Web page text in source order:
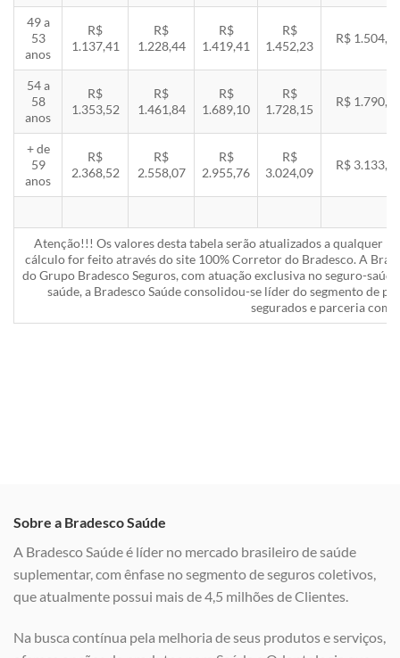
49 a
53
anos
R$
1.137,41
R$
1.228,44
R$
1.419,41
R$
1.452,23
R$
54 a
58
anos
R$
1.353,52
R$
1.461,84
R$
1.689,10
R$
1.728,15
R$
+ de
59
anos
R$
2.368,52
R$
2.558,07
R$
2.955,76
R$
3.024,09
R$
Atenção!!! Os valores desta tabela serão atualizados a qualquer
cálculo for feito através do site 100% Corretor do Bradesco. A
do Grupo Bradesco Seguros, com atuação exclusiva no seguro-
saúde, a Bradesco Saúde consolidou-se líder do segmento de
segurados e parceria com
Sobre a Bradesco Saúde
A Bradesco Saúde é líder no mercado brasileiro de saúde
suplementar, com ênfase no segmento de seguros coletivos,
que atualmente possui mais de 4,5 milhões de Clientes.
Na busca contínua pela melhoria de seus produtos e serviços,